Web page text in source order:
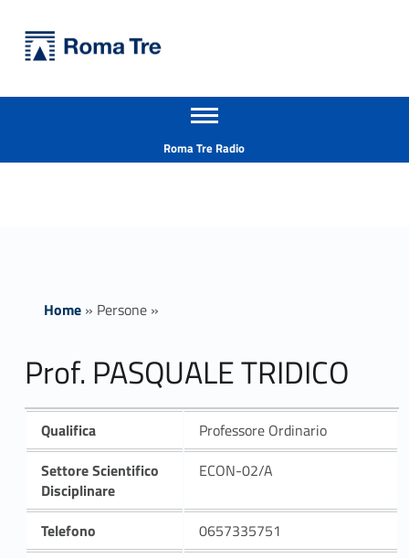
Prof. PASQUALE TRIDICO - Università Roma Tre
Apri il menu secondario
Roma Tre Radio
Home» Persone»
Prof. PASQUALE TRIDICO
Qualifica
Professore Ordinario
Settore Scientifico
Disciplinare
ECON-02/A
Telefono
0657335751